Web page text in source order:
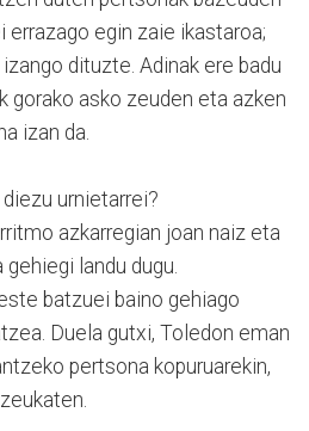
errazago egin zaie ikastaroa;
dituzte. Adinak ere badu
gorako asko zeuden eta azken
izan da.
urnietarrei?
azkarregian joan naiz eta
landu dugu.
batzuei baino gehiago
Duela gutxi, Toledon eman
pertsona kopuruarekin,